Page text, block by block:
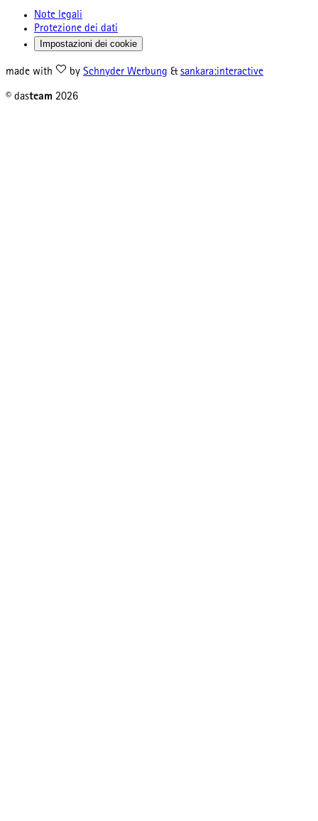
Note legali
Protezione dei dati
Impostazioni dei cookie
made with by Schnyder Werbung & sankara:interactive
© dasteam 2026